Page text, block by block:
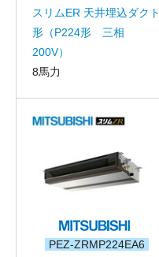
スリムER 天井埋込ダクト
形（P224形 三相
200V）
8馬力
PEZ-ZRMP224EA6